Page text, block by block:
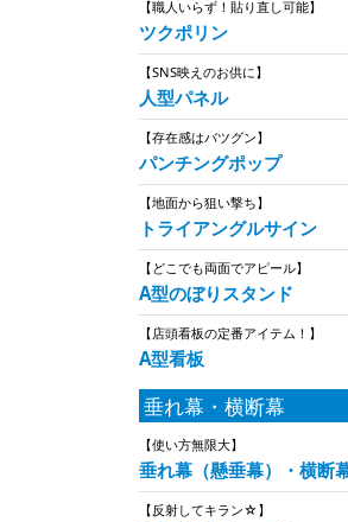
【職人いらず！貼り直し可能】
ツクポリン
【SNS映えのお供に】
人型パネル
【存在感はバツグン】
パンチングポップ
【地面から狙い撃ち】
トライアングルサイン
【どこでも両面でアピール】
A型のぼりスタンド
【店頭看板の定番アイテム！】
A型看板
垂れ幕・横断幕
【使い方無限大】
垂れ幕（懸垂幕）・横断
【反射してキラン☆】